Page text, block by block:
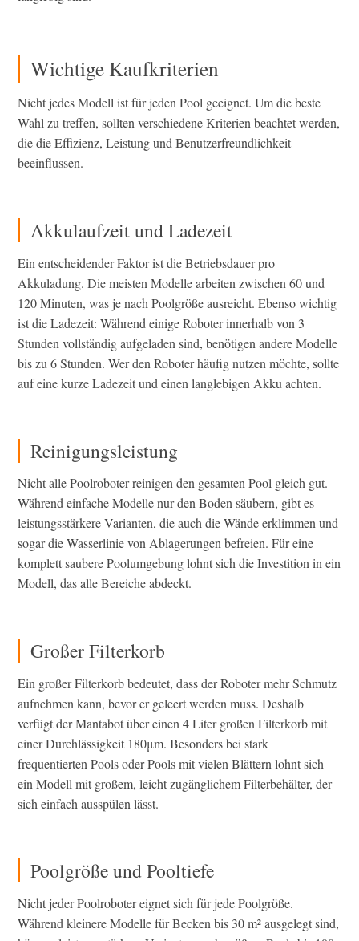
Wichtige Kaufkriterien
Nicht jedes Modell ist für jeden Pool geeignet. Um die beste
Wahl zu treffen, sollten verschiedene Kriterien beachtet werden,
die die Effizienz, Leistung und Benutzerfreundlichkeit
beeinflussen.
Akkulaufzeit und Ladezeit
Ein entscheidender Faktor ist die Betriebsdauer pro
Akkuladung. Die meisten Modelle arbeiten zwischen 60 und
120 Minuten, was je nach Poolgröße ausreicht. Ebenso wichtig
ist die Ladezeit: Während einige Roboter innerhalb von 3
Stunden vollständig aufgeladen sind, benötigen andere Modelle
bis zu 6 Stunden. Wer den Roboter häufig nutzen möchte, sollte
auf eine kurze Ladezeit und einen langlebigen Akku achten.
Reinigungsleistung
Nicht alle Poolroboter reinigen den gesamten Pool gleich gut.
Während einfache Modelle nur den Boden säubern, gibt es
leistungsstärkere Varianten, die auch die Wände erklimmen und
sogar die Wasserlinie von Ablagerungen befreien. Für eine
komplett saubere Poolumgebung lohnt sich die Investition in ein
Modell, das alle Bereiche abdeckt.
Großer Filterkorb
Ein großer Filterkorb bedeutet, dass der Roboter mehr Schmutz
aufnehmen kann, bevor er geleert werden muss. Deshalb
verfügt der Mantabot über einen 4 Liter großen Filterkorb mit
einer Durchlässigkeit 180μm. Besonders bei stark
frequentierten Pools oder Pools mit vielen Blättern lohnt sich
ein Modell mit großem, leicht zugänglichem Filterbehälter, der
sich einfach ausspülen lässt.
Poolgröße und Pooltiefe
Nicht jeder Poolroboter eignet sich für jede Poolgröße.
Während kleinere Modelle für Becken bis 30 m² ausgelegt sind,